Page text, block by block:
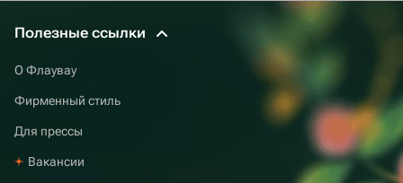
Полезные ссылки
О Флаувау
Фирменный стиль
Для прессы
Вакансии